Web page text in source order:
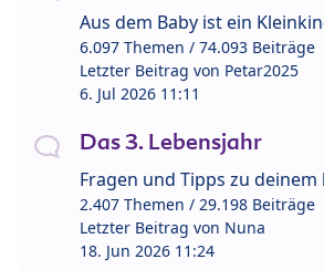
Aus dem Baby ist ein
6.097 Themen / 74.093 Beiträge
Letzter Beitrag von Petar2025
6. Jul 2026 11:11
Das 3. Lebensjahr
Fragen und Tipps zu
2.407 Themen / 29.198 Beiträge
Letzter Beitrag von Nuna
18. Jun 2026 11:24